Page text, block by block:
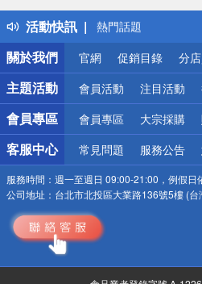
活動快訊
得獎公告
熱門話題
銀行優惠
偏遠地區配送
詐騙網頁！請小心！
關於我們
官網 促銷目錄 分
主題活動 會員活動 注目活動
會員專區 會員專區 大宗採購
客服中心 常見問題 服務公告
服務時間： 週一至週日 09:00-21:00，例假日
公司地址： 台北市北投區大業路136號5樓 (台